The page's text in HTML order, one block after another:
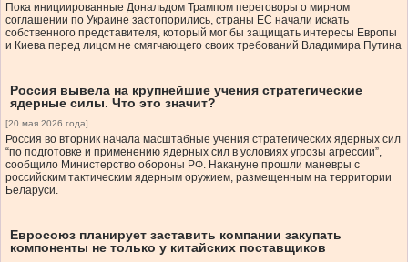
Пока инициированные Дональдом Трампом переговоры о мирном
соглашении по Украине застопорились, страны ЕС начали искать
собственного представителя, который мог бы защищать интересы Европы
и Киева перед лицом не смягчающего своих требований Владимира Путина
Россия вывела на крупнейшие учения стратегические
ядерные силы. Что это значит?
[20 мая 2026 года]
Россия во вторник начала масштабные учения стратегических ядерных сил
“по подготовке и применению ядерных сил в условиях угрозы агрессии”,
сообщило Министерство обороны РФ. Накануне прошли маневры с
российским тактическим ядерным оружием, размещенным на территории
Беларуси.
Евросоюз планирует заставить компании закупать
компоненты не только у китайских поставщиков